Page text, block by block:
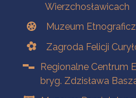
Wierzchosławicach
Muzeum
Zagroda Felicji
Regionalne Centrum
bryg. Zdzisława